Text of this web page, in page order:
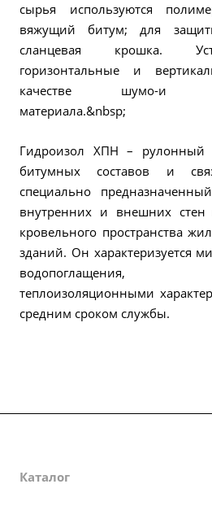
сырья используются
вяжущий битум; для
сланцевая крошка.
горизонтальные и
качестве шумо-и
материала.&nbsp;
Гидроизол ХПН – рулонный
битумных составов и
специально
внутренних и внешних
кровельного пространства
зданий. Он характеризуется
водопоглащения,
теплоизоляционными
средним сроком службы.
Каталог